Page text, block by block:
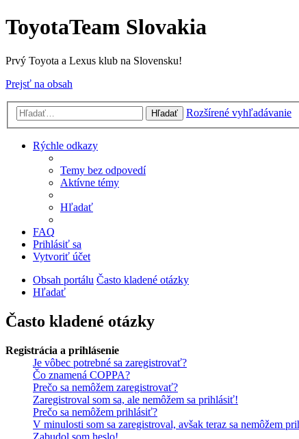
ToyotaTeam Slovakia
Prvý Toyota a Lexus klub na Slovensku!
Prejsť na obsah
Hľadať Rozšírené vyhľadávanie
Rýchle odkazy
Temy bez odpovedí
Aktívne témy
Hľadať
FAQ
Prihlásiť sa
Vytvoriť účet
Obsah portálu Často kladené otázky
Hľadať
Často kladené otázky
Registrácia a prihlásenie
Je vôbec potrebné sa zaregistrovať?
Čo znamená COPPA?
Prečo sa nemôžem zaregistrovať?
Zaregistroval som sa, ale nemôžem sa prihlásiť!
Prečo sa nemôžem prihlásiť?
V minulosti som sa zaregistroval, avšak teraz sa nemôžem